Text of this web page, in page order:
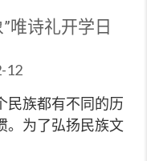
唯诗礼开学日
12
民族都有不同的历
。为了弘扬民族文